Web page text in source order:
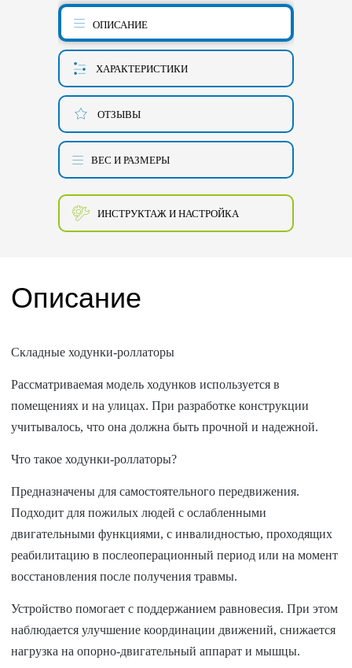
ОПИСАНИЕ
ХАРАКТЕРИСТИКИ
ОТЗЫВЫ
ВЕС И РАЗМЕРЫ
ИНСТРУКТАЖ И НАСТРОЙКА
Описание
Складные ходунки-роллаторы
Рассматриваемая модель ходунков используется в
помещениях и на улицах. При разработке конструкции
учитывалось, что она должна быть прочной и надежной.
Что такое ходунки-роллаторы?
Предназначены для самостоятельного передвижения.
Подходит для пожилых людей с ослабленными
двигательными функциями, с инвалидностью, проходящих
реабилитацию в послеоперационный период или на момент
восстановления после получения травмы.
Устройство помогает с поддержанием равновесия. При этом
наблюдается улучшение координации движений, снижается
нагрузка на опорно-двигательный аппарат и мышцы.